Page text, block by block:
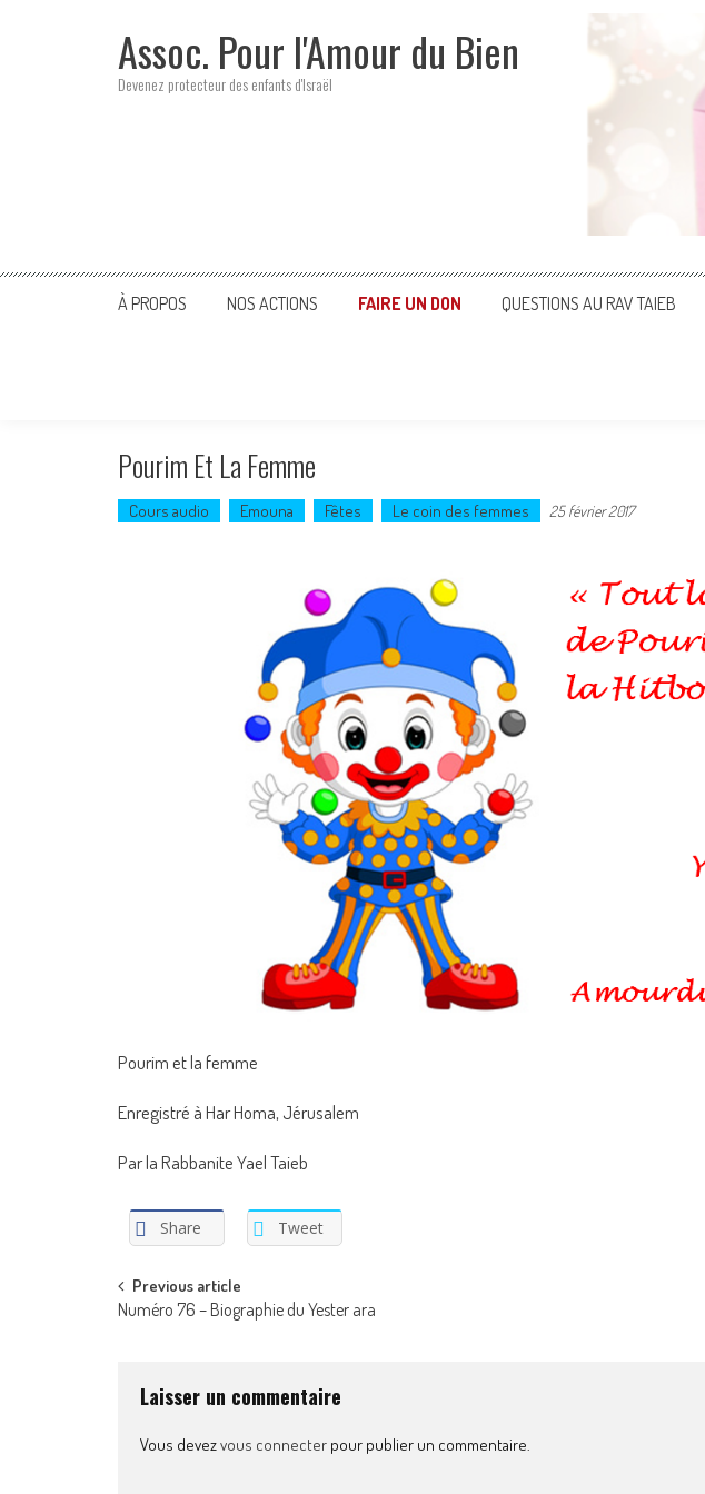
Assoc. Pour l'Amour du Bien
Devenez protecteur des enfants d'Israël
À PROPOS NOS ACTIONS FAIRE UN DON QUESTIONS AU RAV TAIEB
Pourim Et La Femme
Cours audio Emouna Fêtes Le coin des femmes 25 février 2017
Pourim et la femme
Enregistré à Har Homa, Jérusalem
Par la Rabbanite Yael Taieb
Share Tweet
Post
navigation
Previous article
Numéro 76 – Biographie du Yester ara
Laisser un commentaire
Vous devezvous connecter pour publier un commentaire.